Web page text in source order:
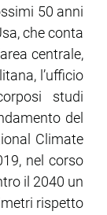
50 anni
che conta
centrale,
l’ufficio
studi
del
Climate
nel corso
il 2040 un
rispetto